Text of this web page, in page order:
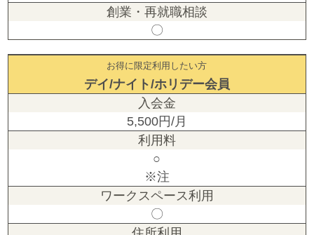
〇
お得に限定利用したい方
デイ/ナイト/ホリデー会員
5,500円/月
○
※注
〇